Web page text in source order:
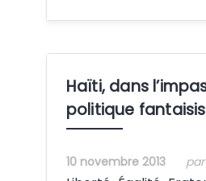
Haïti, dans
politique
10 novembre 2013